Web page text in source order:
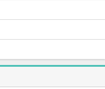
uzin)